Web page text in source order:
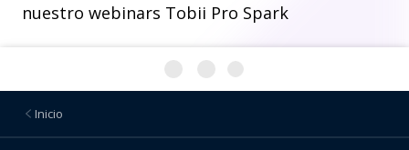
nuestro webinars Tobii Pro Spark
Inicio